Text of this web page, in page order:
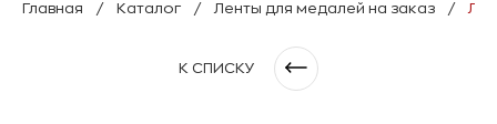
Главная Каталог Ленты для медалей на заказ
К СПИСКУ